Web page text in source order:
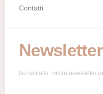
Contatti
Newsletter
Iscriviti alla nostra newsletter